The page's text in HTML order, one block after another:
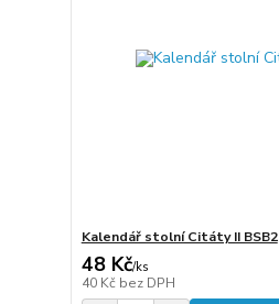
Kalendář stolní Citáty II BSB2
48 Kč/ks
40 Kč bez DPH